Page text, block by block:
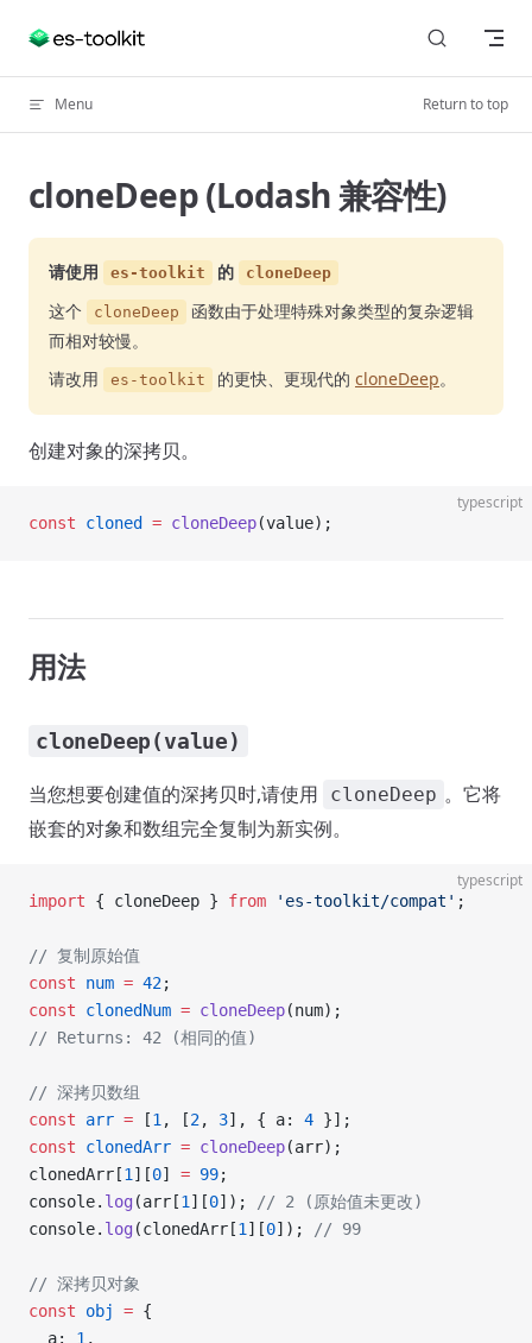
Skip to content
Menu Return to top
cloneDeep (Lodash 兼容性)
请使用 es-toolkit 的 cloneDeep
这个 cloneDeep
函数由于处理特殊对象类型的复杂逻辑
而相对较慢。
请改用
es-toolkit 的更快、更现代的 cloneDeep。
创建对象的深拷贝。
typescript
const cloned = cloneDeep(value);
用法
cloneDeep(value)
当您想要创建值的深拷贝时,请使用 cloneDeep 。它将
嵌套的对象和数组完全复制为新实例。
typescript
import { cloneDeep } from 'es-toolkit/compat' ;
// 复制原始值
const num = 42;
const clonedNum = cloneDeep(num);
// Returns: 42 (相同的值)
// 深拷贝数组
const arr = [1 , [2, 3], { a: 4 }];
const clonedArr = cloneDeep(arr);
clonedArr[1 ][0] = 99;
console. log (arr[1 ][0]);
// 2 (原始值未更改)
console. log (clonedArr[1 ][0]); // 99
// 深拷贝对象
const obj = {
  a:
1 ,